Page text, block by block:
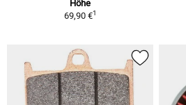
Höhe
69,90 €1